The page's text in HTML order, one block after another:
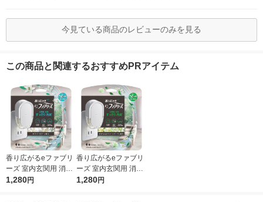
今見ている商品のレビューのみを見る
この商品と関連するおすすめPRアイテム
香り広がるeファブリ
ーズ 室内玄関用 消臭
芳香剤 ホワイトリリ
1,280円
香り広がるeファブリ
ーズ 室内玄関用 消臭
芳香剤 すずらん＆グ
1,280円